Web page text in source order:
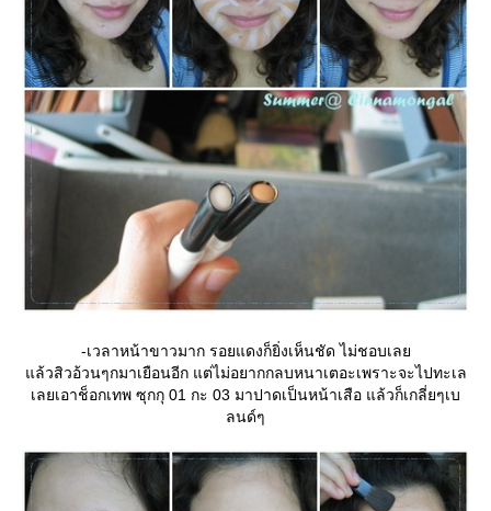
-เวลาหน้าขาวมาก รอยแดงก็ยิ่งเห็นชัด ไม่ชอบเล
ล้วสิวอ้วนๆกมาเยือนอีก แต่ไม่อยากกลบหนาเตอะเพราะจะไปทะเล
เลยเอาช็อกเทพ ซุกกุ 01 กะ 03 มาปาดเป็นหน้าเสือ แล้วก็เกลี่ยๆเบ
ลนด์ๆ